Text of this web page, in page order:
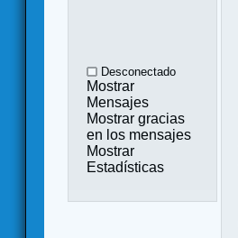
Desconectado
Mostrar
Mensajes
Mostrar gracias
en los mensajes
Mostrar
Estadísticas